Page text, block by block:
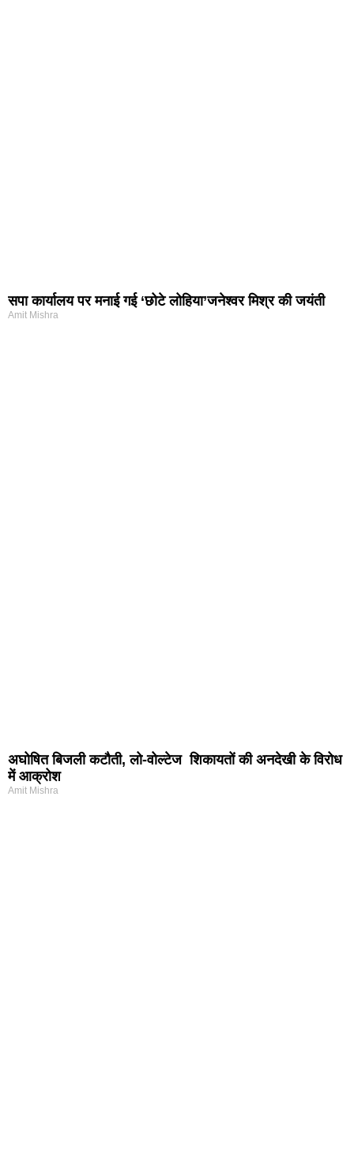
सपा कार्यालय पर मनाई गई ‘छोटे लोहिया’जनेश्वर मिश्र की जयंती
Amit Mishra
अघोषित बिजली कटौती, लो-वोल्टेज शिकायतों की अनदेखी के विरोध
में आक्रोश
Amit Mishra